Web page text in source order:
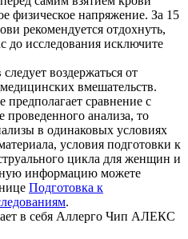
физическое напряжение. За 15
рекомендуется отдохнуть,
до исследования исключите
воздержаться от
вмешательств.
предполагает сравнение с
проведенного анализа, то
в одинаковых условиях
условия подготовки к
цикла для женщин и
информацию можете
Подготовка к
.
в себя Аллерго Чип АЛЕКС